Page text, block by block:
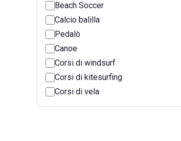
Beach Soccer
Calcio balilla
Pedalò
Canoe
Corsi di windsurf
Corsi di kitesurfing
Corsi di vela